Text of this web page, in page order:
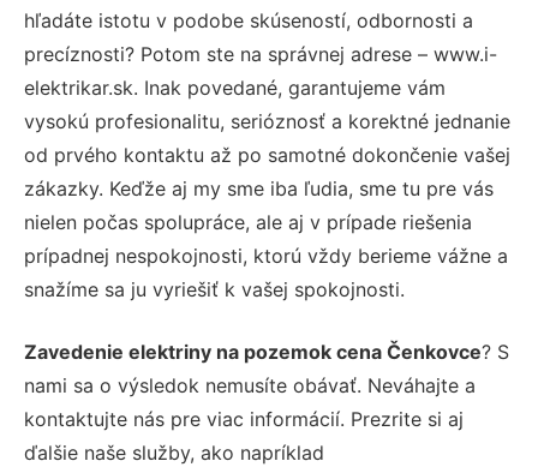
hľadáte istotu v podobe skúseností, odbornosti a
precíznosti? Potom ste na správnej adrese – www.i-
elektrikar.sk. Inak povedané, garantujeme vám
vysokú profesionalitu, serióznosť a korektné jednanie
od prvého kontaktu až po samotné dokončenie vašej
zákazky. Keďže aj my sme iba ľudia, sme tu pre vás
nielen počas spolupráce, ale aj v prípade riešenia
prípadnej nespokojnosti, ktorú vždy berieme vážne a
snažíme sa ju vyriešiť k vašej spokojnosti.
Zavedenie elektriny na pozemok cena Čenkovce? S
nami sa o výsledok nemusíte obávať. Neváhajte a
kontaktujte nás pre viac informácií. Prezrite si aj
ďalšie naše služby, ako napríklad